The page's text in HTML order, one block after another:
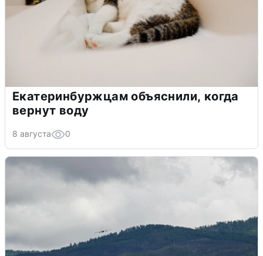
Екатеринбуржцам объяснили, когда
вернут воду
8 августа 0